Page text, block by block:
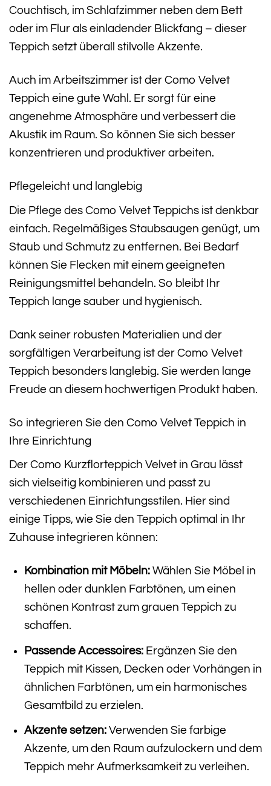
Couchtisch, im Schlafzimmer neben dem Bett
oder im Flur als einladender Blickfang – dieser
Teppich setzt überall stilvolle Akzente.
Auch im Arbeitszimmer ist der Como Velvet
Teppich eine gute Wahl. Er sorgt für eine
angenehme Atmosphäre und verbessert die
Akustik im Raum. So können Sie sich besser
konzentrieren und produktiver arbeiten.
Pflegeleicht und langlebig
Die Pflege des Como Velvet Teppichs ist denkbar
einfach. Regelmäßiges Staubsaugen genügt, um
Staub und Schmutz zu entfernen. Bei Bedarf
können Sie Flecken mit einem geeigneten
Reinigungsmittel behandeln. So bleibt Ihr
Teppich lange sauber und hygienisch.
Dank seiner robusten Materialien und der
sorgfältigen Verarbeitung ist der Como Velvet
Teppich besonders langlebig. Sie werden lange
Freude an diesem hochwertigen Produkt haben.
So integrieren Sie den Como Velvet Teppich in
Ihre Einrichtung
Der Como Kurzflorteppich Velvet in Grau lässt
sich vielseitig kombinieren und passt zu
verschiedenen Einrichtungsstilen. Hier sind
einige Tipps, wie Sie den Teppich optimal in Ihr
Zuhause integrieren können:
Kombination mit Möbeln:Wählen Sie Möbel in
hellen oder dunklen Farbtönen, um einen
schönen Kontrast zum grauen Teppich zu
schaffen.
Passende Accessoires:Ergänzen Sie den
Teppich mit Kissen, Decken oder Vorhängen in
ähnlichen Farbtönen, um ein harmonisches
Gesamtbild zu erzielen.
Akzente setzen:Verwenden Sie farbige
Akzente, um den Raum aufzulockern und dem
Teppich mehr Aufmerksamkeit zu verleihen.